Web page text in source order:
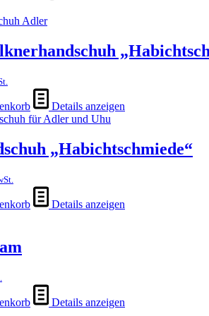
Details anzeigen
„Habichtschmiede“
Details anzeigen
Details anzeigen